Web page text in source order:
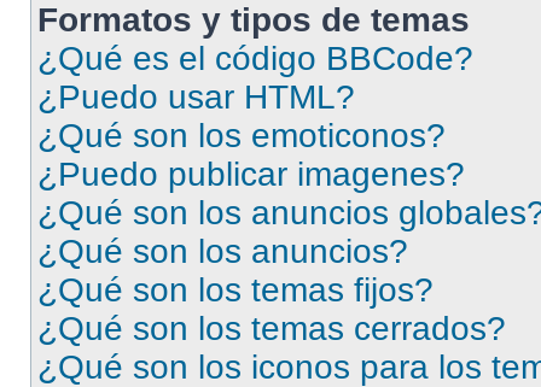
Formatos y tipos de temas
¿Qué es el código BBCode?
¿Puedo usar HTML?
¿Qué son los emoticonos?
¿Puedo publicar imagenes?
¿Qué son los anuncios
¿Qué son los anuncios?
¿Qué son los temas fijos?
¿Qué son los temas cerrados?
¿Qué son los iconos para los